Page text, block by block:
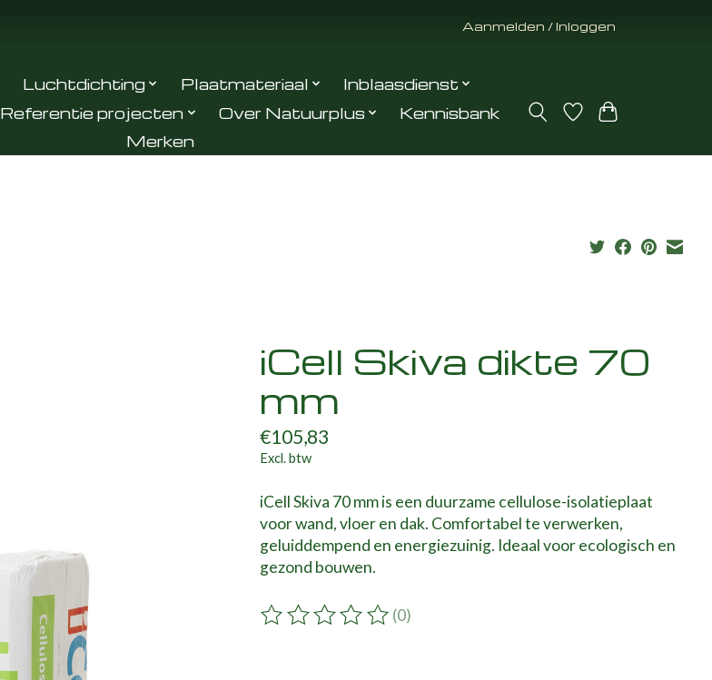
Aanmelden / Inloggen
Luchtdichting Plaatmateriaal
Inblaasdienst
Referentie projecten Over Natuurplus
Kennisbank
Merken
iCell Skiva dikte 70
mm
€105,83
Excl. btw
iCell Skiva 70 mm is een duurzame cellulose-isolatieplaat
voor wand, vloer en dak. Comfortabel te verwerken,
geluiddempend en energiezuinig. Ideaal voor ecologisch en
gezond bouwen.
De beoordeling van dit product is
(0)